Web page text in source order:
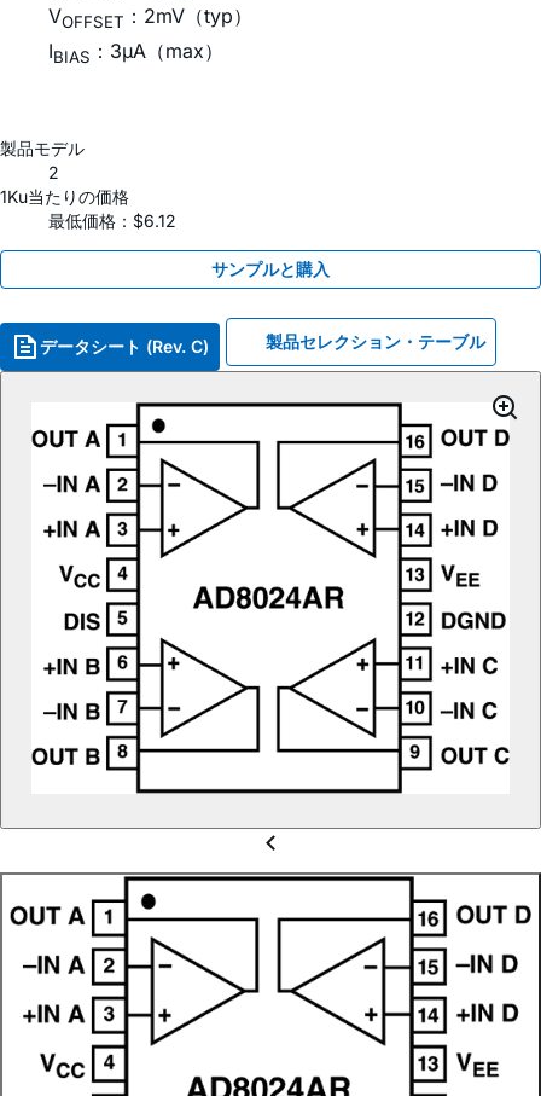
VOFFSET ：2mV（typ）
IBIAS ：3µA（max）
製品モデル
2
1Ku当たりの価格
最低価格：$6.12
サンプルと購入
データシート (Rev. C) 製品セレクション・テーブル